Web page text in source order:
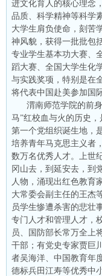
进文化育人的核心理念
品质、科学精神等科学
大学生肩负使命，刻苦
神风貌，获得一批批包
专业学生基本功大赛、
蹈大赛、全国大学生化
与实践奖项，特别是在
将代表中国赴美参加国
渭南师范学院的前
马”红校血与火的历史
第一个党组织诞生地，
培养青年马克思主义者
数万名优秀人才。上世
冈山去，到延安去，到
人物，涌现出红色教育
大常委会副主任的王杰
员学生惨遭杀害的悲壮
专门人才和管理人才，
员、国防部长常万全上
干部；有党史专家贾巨
者吴海洋、中国教育年
德标兵田江寿等优秀中